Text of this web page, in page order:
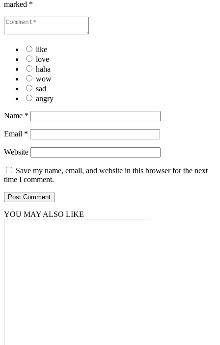
marked *
like
love
haha
wow
sad
angry
Name *
Email *
Website
Save my name, email, and website in this browser for the next
time I comment.
YOU MAY ALSO LIKE